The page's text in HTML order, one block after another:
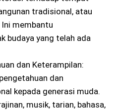
tradisional, atau
Ini membantu
budaya yang telah ada
dan Keterampilan:
dan
kepada generasi muda.
musik, tarian, bahasa,